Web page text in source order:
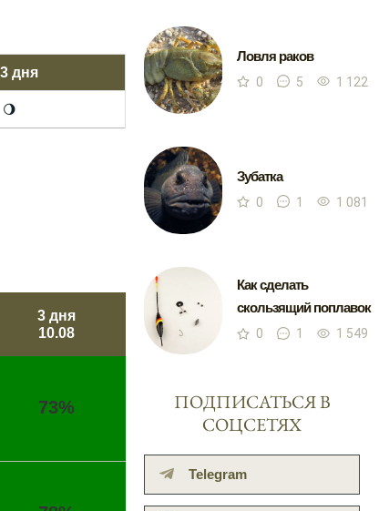
3 дня
🌖
3 дня
10.08
73%
Ловля раков
0 5 1 122
Зубатка
0 1 1 081
Как сделать
скользящий поплавок
0 1 1 549
ПОДПИСАТЬСЯ В
СОЦСЕТЯХ
Telegram